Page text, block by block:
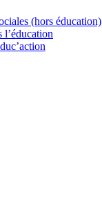
(hors éducation)
l’éducation